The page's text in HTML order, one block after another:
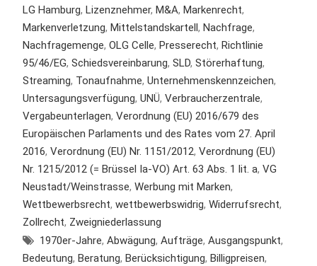
LG Hamburg, Lizenznehmer, M&A, Markenrecht,
Markenverletzung, Mittelstandskartell, Nachfrage,
Nachfragemenge, OLG Celle, Presserecht, Richtlinie
95/46/EG, Schiedsvereinbarung, SLD, Störerhaftung,
Streaming, Tonaufnahme, Unternehmenskennzeichen,
Untersagungsverfügung, UNÜ, Verbraucherzentrale,
Vergabeunterlagen, Verordnung (EU) 2016/679 des
Europäischen Parlaments und des Rates vom 27. April
2016, Verordnung (EU) Nr. 1151/2012, Verordnung (EU)
Nr. 1215/2012 (= Brüssel Ia-VO) Art. 63 Abs. 1 lit. a, VG
Neustadt/Weinstrasse, Werbung mit Marken,
Wettbewerbsrecht, wettbewerbswidrig, Widerrufsrecht,
Zollrecht, Zweigniederlassung
1970er-Jahre, Abwägung, Aufträge, Ausgangspunkt,
Bedeutung, Beratung, Berücksichtigung, Billigpreisen,